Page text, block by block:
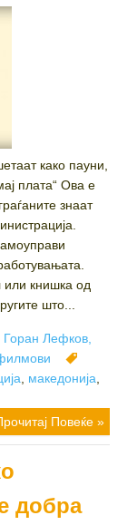
како пауни,
плата“ Ова е
знаат
или книшка од
што...
Лефков,
македонија
Повеќе »
добра